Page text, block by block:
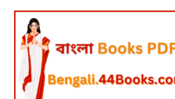
Skip
content